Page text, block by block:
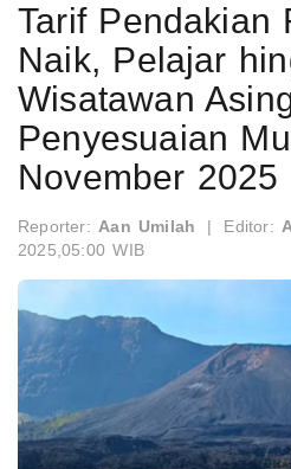
Tarif Pendakian
Naik, Pelajar
Wisatawan
Penyesuaian
November 2025
Reporter: Aan Umilah | Editor:
2025,05:00 WIB